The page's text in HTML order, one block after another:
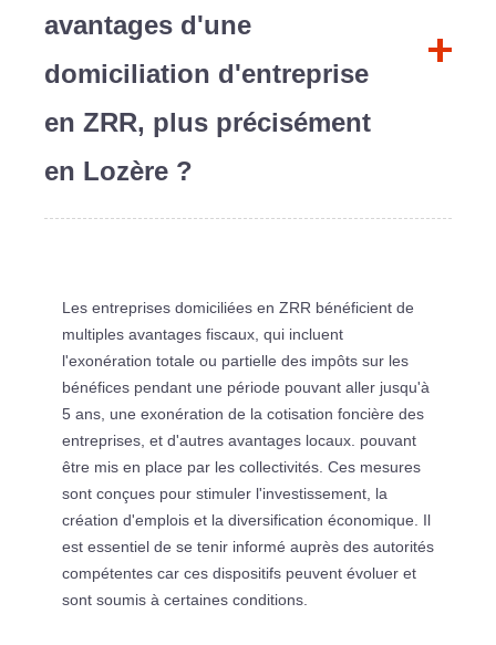
avantages d'une
domiciliation d'entreprise
en ZRR, plus précisément
en Lozère ?
Les entreprises domiciliées en ZRR bénéficient de
multiples avantages fiscaux, qui incluent
l'exonération totale ou partielle des impôts sur les
bénéfices pendant une période pouvant aller jusqu'à
5 ans, une exonération de la cotisation foncière des
entreprises, et d'autres avantages locaux. pouvant
être mis en place par les collectivités. Ces mesures
sont conçues pour stimuler l'investissement, la
création d'emplois et la diversification économique. Il
est essentiel de se tenir informé auprès des autorités
compétentes car ces dispositifs peuvent évoluer et
sont soumis à certaines conditions.